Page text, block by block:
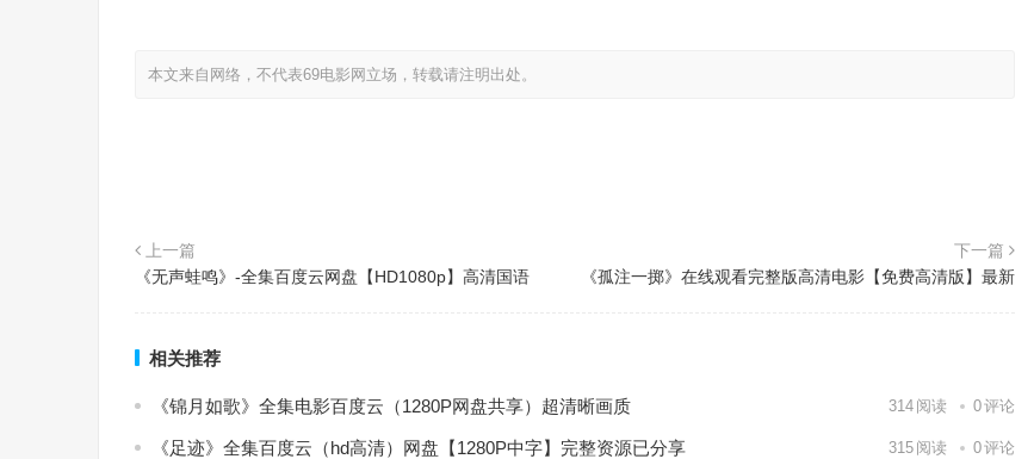
本文来自网络，不代表69电影网立场，转载请注明出处。
上一篇
《无声蛙鸣》-全集百度云网盘【HD1080p】高清国语
下一篇
《孤注一掷》在线观看完整版高清电影【免费高清版】最新
相关推荐
《锦月如歌》全集电影百度云（1280P网盘共享）超清晰画质 314 阅读 0评论
《足迹》全集百度云（hd高清）网盘【1280P中字】完整资源已分享 315 阅读 0评论